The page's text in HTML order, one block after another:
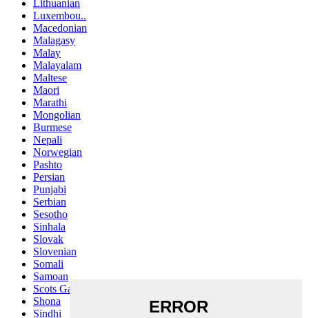
Lithuanian
Luxembou..
Macedonian
Malagasy
Malay
Malayalam
Maltese
Maori
Marathi
Mongolian
Burmese
Nepali
Norwegian
Pashto
Persian
Punjabi
Serbian
Sesotho
Sinhala
Slovak
Slovenian
Somali
Samoan
Scots Gaelic
Shona
Sindhi